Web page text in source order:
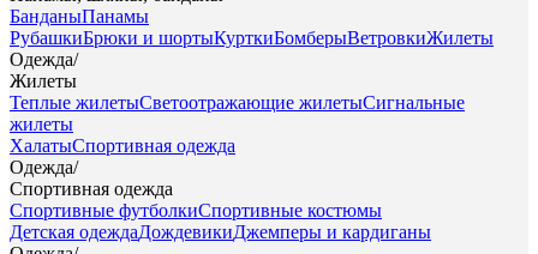
БанданыПанамы
РубашкиБрюки и шортыКурткиБомберыВетровкиЖилеты
Одежда/
Жилеты
Теплые жилетыСветоотражающие жилетыСигнальные
жилеты
ХалатыСпортивная одежда
Одежда/
Спортивная одежда
Спортивные футболкиСпортивные костюмы
Детская одеждаДождевикиДжемперы и кардиганы